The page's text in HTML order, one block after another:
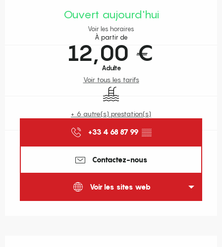
Ouvert aujourd'hui
Voir les horaires
À partir de
12,00 €
Adulte
Voir tous les tarifs
Piscine
+ 6 autre(s) prestation(s)
+33 4 68 87 99 ▒▒
Contactez-nous
Voir les sites web